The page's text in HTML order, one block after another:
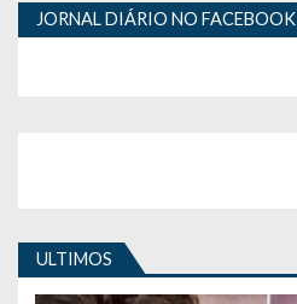
d
i
g
JORNAL DIÁRIO NO FACEBOOK
ULTIMOS